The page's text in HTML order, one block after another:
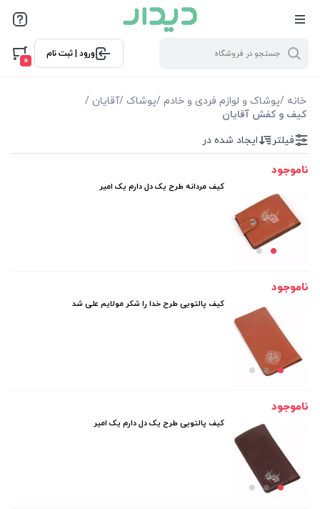
ورود | ثبت نام
0
خانه /پوشاک و لوازم فردی و خادم /پوشاک /آقایان /
کیف و کفش آقایان
فیلتر بر اساس قیمت
فیلترها
موجودی
نمایش همه محصولات
فیلتر ایجاد شده در
ناموجود
کیف مردانه طرح یک دل دارم یک امیر
ناموجود
کیف پالتویی طرح خدا را شکر مولایم علی شد
ناموجود
کیف پالتویی طرح یک دل دارم یک امیر